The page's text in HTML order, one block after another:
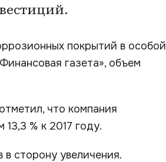
покрытий в особой
газета», объем
что компания
% к 2017 году.
сторону увеличения.